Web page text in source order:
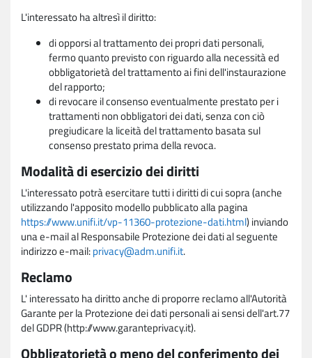
L'interessato ha altresì il diritto:
di opporsi al trattamento dei propri dati personali,
fermo quanto previsto con riguardo alla necessità ed
obbligatorietà del trattamento ai fini dell'instaurazione
del rapporto;
di revocare il consenso eventualmente prestato per i
trattamenti non obbligatori dei dati, senza con ciò
pregiudicare la liceità del trattamento basata sul
consenso prestato prima della revoca.
Modalità di esercizio dei diritti
L'interessato potrà esercitare tutti i diritti di cui sopra (anche
utilizzando l'apposito modello pubblicato alla pagina
https://www.unifi.it/vp-11360-protezione-dati.html) inviando
una e-mail al Responsabile Protezione dei dati al seguente
indirizzo e-mail:privacy@adm.unifi.it.
Reclamo
L' interessato ha diritto anche di proporre reclamo all'Autorità
Garante per la Protezione dei dati personali ai sensi dell'art.77
del GDPR (http://www.garanteprivacy.it).
Obbligatorietà o meno del conferimento dei